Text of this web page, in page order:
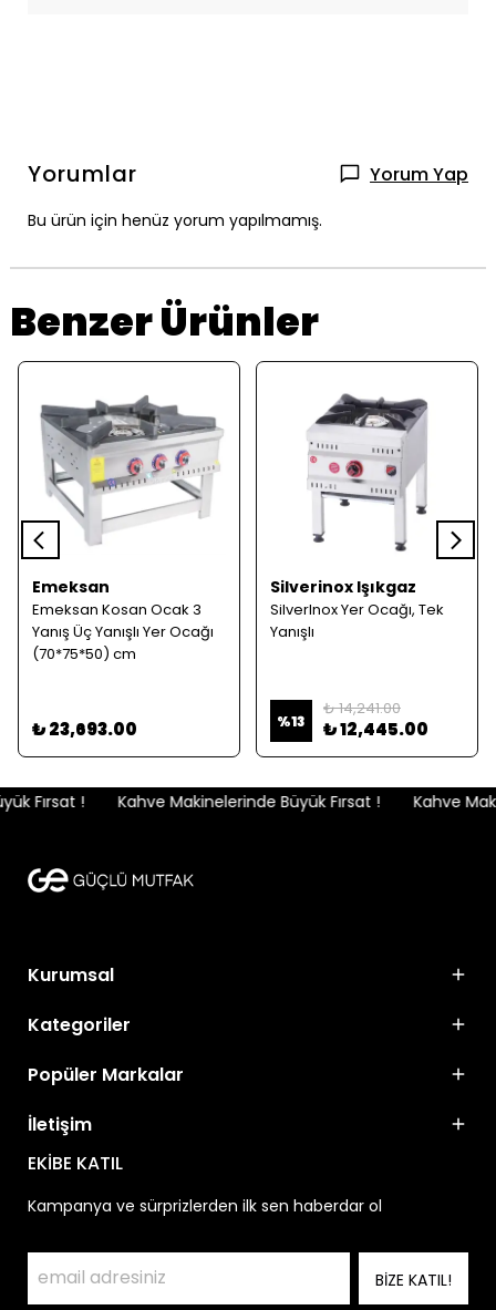
Yorumlar Yorum Yap
Bu ürün için henüz yorum yapılmamış.
Benzer Ürünler
Emeksan
Emeksan Kosan Ocak 3
Yanış Üç Yanışlı Yer Ocağı
(70*75*50) cm
₺ 23,693.00
Silverinox Işıkgaz
SilverInox Yer Ocağı, Tek
Yanışlı
%13
₺ 14,241.00
₺ 12,445.00
Fırsat ! Kahve Makinelerinde Büyük Fırsat ! Kahve
Kurumsal
Kategoriler
Popüler Markalar
İletişim
EKİBE KATIL
Kampanya ve sürprizlerden ilk sen haberdar ol
BİZE KATIL!